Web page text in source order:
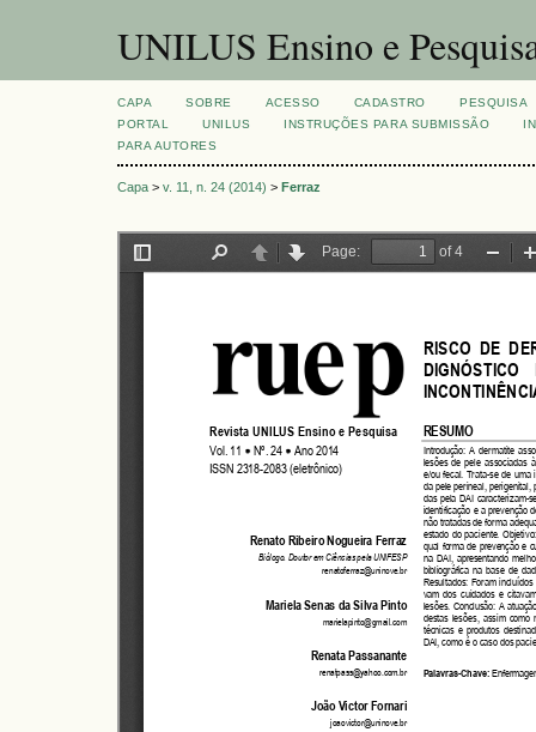
UNILUS Ensino e
CAPA SOBRE ACESSO CADASTRO
PESQUISA
PORTAL
UNILUS INSTRUÇÕES PARA SUBMISSÃO
PARA AUTORES
Capa > v. 11, n. 24 (2014) > Ferraz